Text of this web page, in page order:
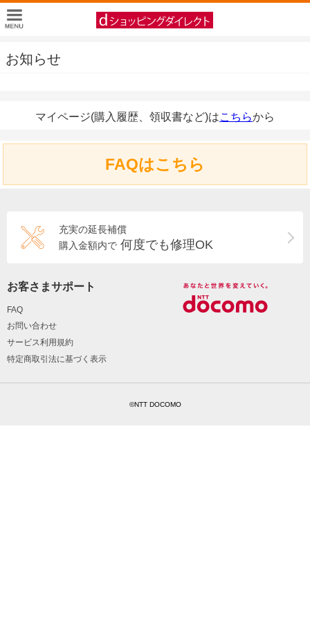
お知らせ
マイページ(購入履歴、領収書など)はこちらから
FAQはこちら
充実の延長補償
購入金額内で 何度でも修理OK
お客さまサポート
FAQ
お問い合わせ
サービス利用規約
特定商取引法に基づく表示
©NTT DOCOMO